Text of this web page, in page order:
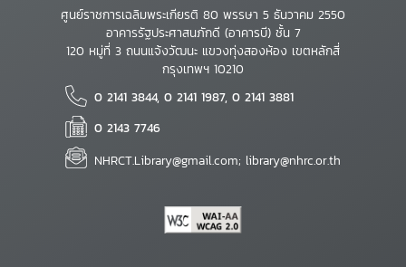
ศูนย์ราชการเฉลิมพระเกียรติ 80 พรรษา 5 ธันวาคม 2550
อาคารรัฐประศาสนภักดี (อาคารบี) ชั้น 7
120 หมู่ที่ 3 ถนนแจ้งวัฒนะ แขวงทุ่งสองห้อง เขตหลักสี่
กรุงเทพฯ 10210
0 2141 3844, 0 2141 1987, 0 2141 3881
0 2143 7746
NHRCT.Library@gmail.com; library@nhrc.or.th